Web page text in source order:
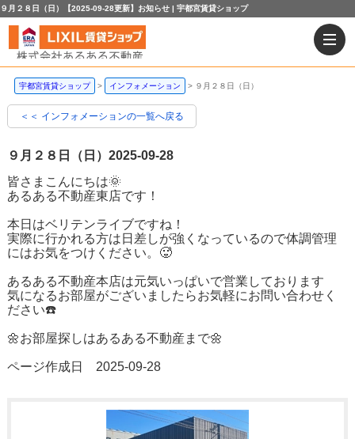
９月２８日（日）【2025-09-28更新】お知らせ | 宇都宮賃貸ショップ
宇都宮賃貸ショップ インフォメーション ９月２８日（日）
＜＜ インフォメーションの一覧へ戻る
９月２８日（日） 2025-09-28
皆さまこんにちは🌞
あるある不動産東店です！
本日はベリテンライブですね！
実際に行かれる方は日差しが強くなっているので体調管理
にはお気をつけください。🥵
あるある不動産本店は元気いっぱいで営業しております
気になるお部屋がございましたらお気軽にお問い合わせく
ださい☎️
🌼お部屋探しはあるある不動産まで🌼
ページ作成日 2025-09-28